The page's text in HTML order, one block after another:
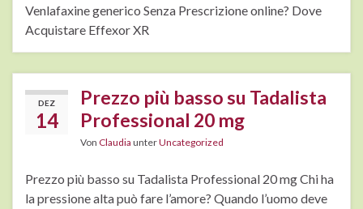
Venlafaxine generico Senza Prescrizione online? Dove
Acquistare Effexor XR
DEZ
14
Prezzo più basso su Tadalista
Professional 20 mg
Von Claudia unterUncategorized
Prezzo più basso su Tadalista Professional 20 mg Chi ha
la pressione alta può fare l’amore? Quando l’uomo deve